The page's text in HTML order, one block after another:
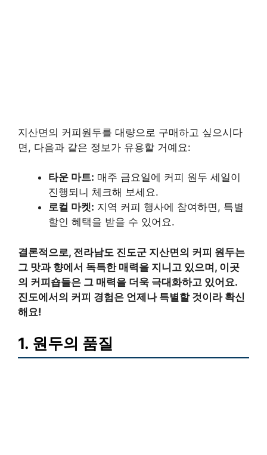
지산면의 커피원두를 대량으로 구매하고 싶으시다
면, 다음과 같은 정보가 유용할 거예요:
타운 마트: 매주 금요일에 커피 원두 세일이
진행되니 체크해 보세요.
로컬 마켓: 지역 커피 행사에 참여하면, 특별
할인 혜택을 받을 수 있어요.
결론적으로, 전라남도 진도군 지산면의 커피 원두는
그 맛과 향에서 독특한 매력을 지니고 있으며, 이곳
의 커피숍들은 그 매력을 더욱 극대화하고 있어요.
진도에서의 커피 경험은 언제나 특별할 것이라 확신
해요!
1. 원두의 품질